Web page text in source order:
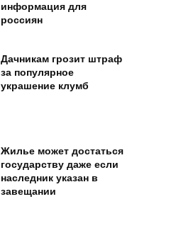
информация для
россиян
Дачникам грозит штраф
за популярное
украшение клумб
Жилье может достаться
государству даже если
наследник указан в
завещании